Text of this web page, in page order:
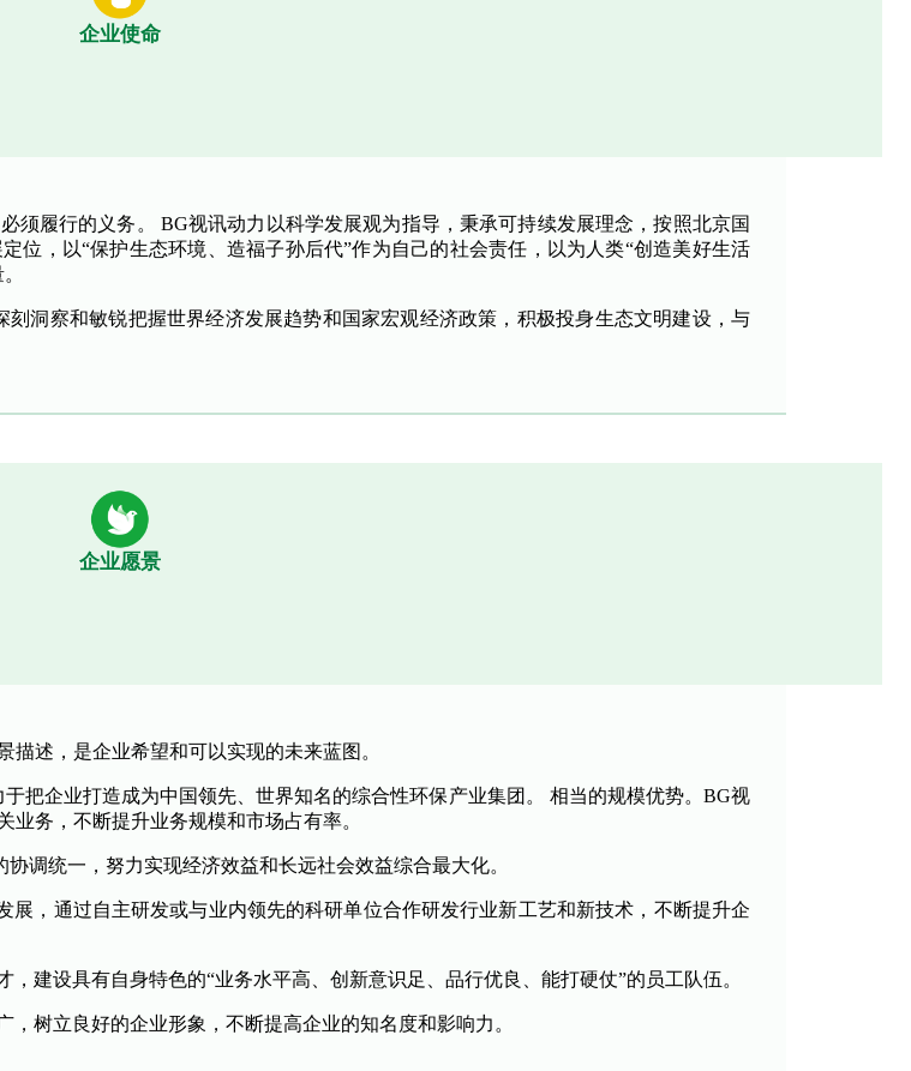
企业使命
须履行的义务。 BG视讯动力以科学发展观为指导，秉承可持续发展理念，按照北京国
位，以“保护生态环境、造福子孙后代”作为自己的社会责任，以为人类“创造美好生活
洞察和敏锐把握世界经济发展趋势和国家宏观经济政策，积极投身生态文明建设，与
企业愿景
述，是企业希望和可以实现的未来蓝图。
把企业打造成为中国领先、世界知名的综合性环保产业集团。 相当的规模优势。BG视
务，不断提升业务规模和市场占有率。
统一，努力实现经济效益和长远社会效益综合最大化。
，通过自主研发或与业内领先的科研单位合作研发行业新工艺和新技术，不断提升企
设具有自身特色的“业务水平高、创新意识足、品行优良、能打硬仗”的员工队伍。
树立良好的企业形象，不断提高企业的知名度和影响力。